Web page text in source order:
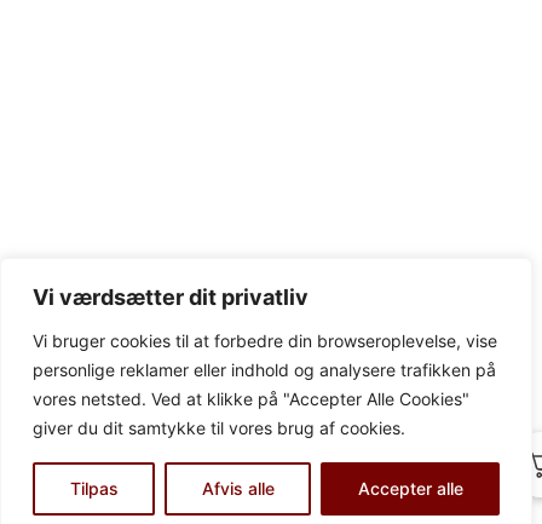
Vi værdsætter dit privatliv
Vi bruger cookies til at forbedre din browseroplevelse, vise
personlige reklamer eller indhold og analysere trafikken på
vores netsted. Ved at klikke på "Accepter Alle Cookies"
giver du dit samtykke til vores brug af cookies.
Tilpas Afvis alle Accepter alle